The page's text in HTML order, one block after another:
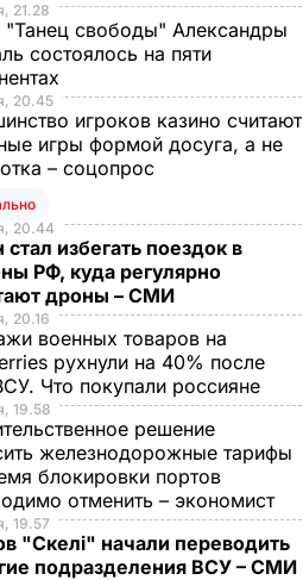
21.28
"Танец свободы" Александры
состоялось на пяти
20.45
игроков казино считают
игры формой досуга, а не
– соцопрос
20.44
стал избегать поездок в
РФ, куда регулярно
дроны – СМИ
20.16
военных товаров на
рухнули на 40% после
Что покупали россияне
19.58
решение
железнодорожные тарифы
блокировки портов
отменить – экономист
19.57
"Скелі" начали переводить
подразделения ВСУ – СМИ